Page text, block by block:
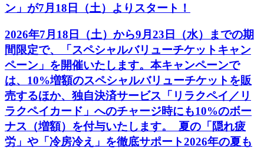
ン」が7月18日（土）よりスタート！
2026年7月18日（土）から9月23日（水）までの期
間限定で、「スペシャルバリューチケットキャン
ペーン」を開催いたします。本キャンペーンで
は、10%増額のスペシャルバリューチケットを販
売するほか、独自決済サービス「リラクペイ／リ
ラクペイカード」へのチャージ時にも10%のボー
ナス（増額）を付与いたします。 夏の「隠れ疲
労」や「冷房冷え」を徹底サポート2026年の夏も